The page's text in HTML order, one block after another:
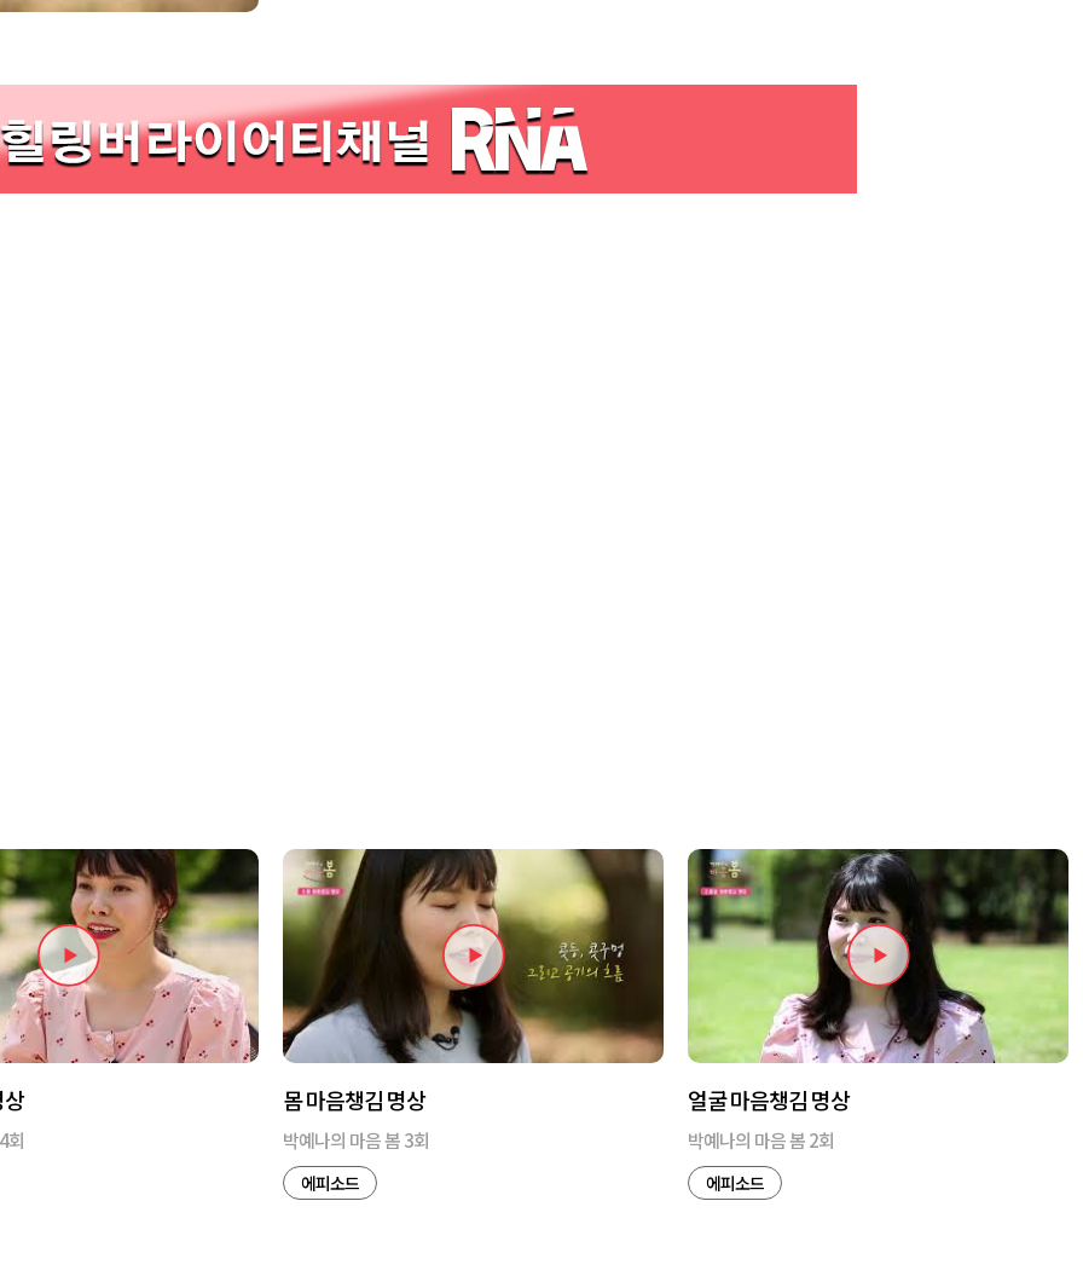
회
몸 마음챙김 명상
박예나의 마음 봄 3회
에피소드
얼굴 마음챙김 명상
박예나의 마음 봄 2회
에피소드